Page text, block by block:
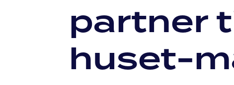
partner
huset-